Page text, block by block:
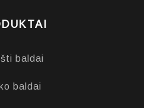
baldai
baldai